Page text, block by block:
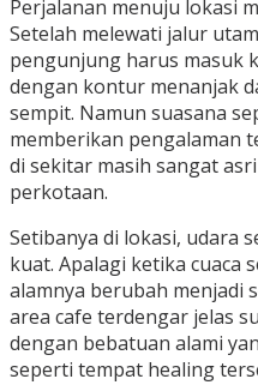
Perjalanan menuju lokasi
Setelah melewati jalur
pengunjung harus masuk
dengan kontur menanjak
sempit. Namun suasana
memberikan pengalaman
di sekitar masih sangat
perkotaan.
Setibanya di lokasi, udara
kuat. Apalagi ketika cuaca
alamnya berubah menjadi
area cafe terdengar jelas
dengan bebatuan alami
seperti tempat healing